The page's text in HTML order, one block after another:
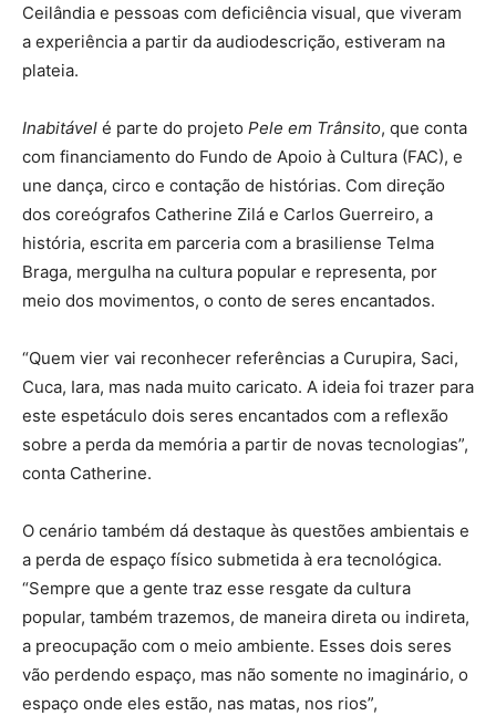
Ceilândia e pessoas com deficiência visual, que viveram
a experiência a partir da audiodescrição, estiveram na
plateia.
Inabitável é parte do projeto Pele em Trânsito, que conta
com financiamento do Fundo de Apoio à Cultura (FAC), e
une dança, circo e contação de histórias. Com direção
dos coreógrafos Catherine Zilá e Carlos Guerreiro, a
história, escrita em parceria com a brasiliense Telma
Braga, mergulha na cultura popular e representa, por
meio dos movimentos, o conto de seres encantados.
“Quem vier vai reconhecer referências a Curupira, Saci,
Cuca, Iara, mas nada muito caricato. A ideia foi trazer para
este espetáculo dois seres encantados com a reflexão
sobre a perda da memória a partir de novas tecnologias”,
conta Catherine.
O cenário também dá destaque às questões ambientais e
a perda de espaço físico submetida à era tecnológica.
“Sempre que a gente traz esse resgate da cultura
popular, também trazemos, de maneira direta ou indireta,
a preocupação com o meio ambiente. Esses dois seres
vão perdendo espaço, mas não somente no imaginário, o
espaço onde eles estão, nas matas, nos rios”,